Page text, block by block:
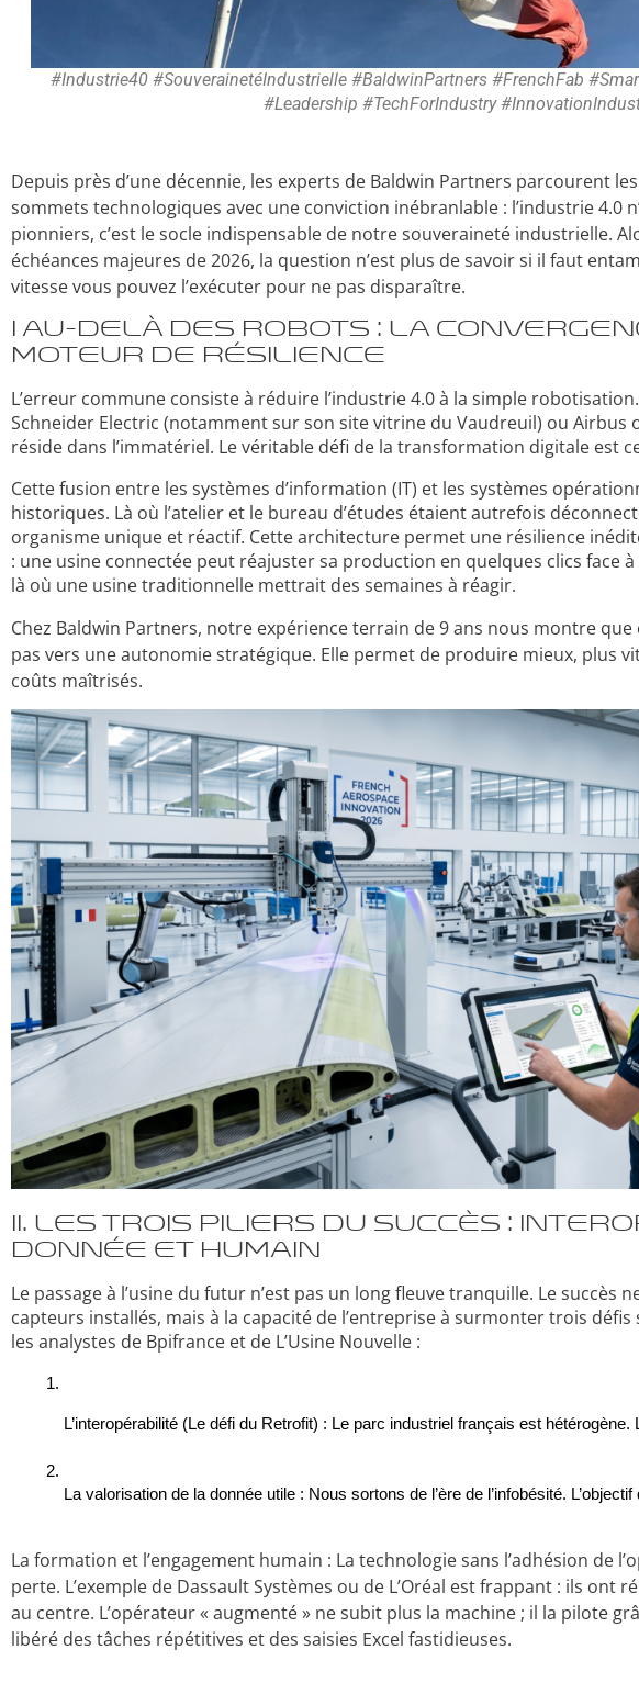
#Industrie40 #SouverainetéIndustrielle #BaldwinPartners #FrenchFab
#Leadership #TechForIndustry
Depuis près d’une décennie, les experts de Baldwin Partners parcourent
sommets technologiques avec une conviction inébranlable : l’industrie 4.0
pionniers, c’est le socle indispensable de notre souveraineté industrielle.
échéances majeures de 2026, la question n’est plus de savoir si il faut
vitesse vous pouvez l’exécuter pour ne pas disparaître.
I Au-delà des Robots : La
moteur de résilience
L’erreur commune consiste à réduire l’industrie 4.0 à la simple
Schneider Electric (notamment sur son site vitrine du Vaudreuil) ou Airbus
réside dans l’immatériel. Le véritable défi de la transformation digitale est
Cette fusion entre les systèmes d’information (IT) et les systèmes
historiques. Là où l’atelier et le bureau d’études étaient autrefois
organisme unique et réactif. Cette architecture permet une résilience
: une usine connectée peut réajuster sa production en quelques clics face
là où une usine traditionnelle mettrait des semaines à réagir.
Chez Baldwin Partners, notre expérience terrain de 9 ans nous montre
pas vers une autonomie stratégique. Elle permet de produire mieux, plus
coûts maîtrisés.
II. Les trois piliers du succès :
Donnée et Humain
Le passage à l’usine du futur n’est pas un long fleuve tranquille. Le succès
capteurs installés, mais à la capacité de l’entreprise à surmonter trois
les analystes de Bpifrance et de L’Usine Nouvelle :
L’interopérabilité (Le défi du Retrofit) : Le parc industriel français est
La valorisation de la donnée utile : Nous sortons de l’ère de l’infobésité.
La formation et l’engagement humain : La technologie sans l’adhésion de
perte. L’exemple de Dassault Systèmes ou de L’Oréal est frappant : ils ont
au centre. L’opérateur « augmenté » ne subit plus la machine ; il la pilote
libéré des tâches répétitives et des saisies Excel fastidieuses.